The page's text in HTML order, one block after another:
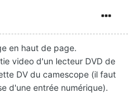
en haut de page.
video d'un lecteur DVD de
DV du camescope (il faut
d'une entrée numérique).